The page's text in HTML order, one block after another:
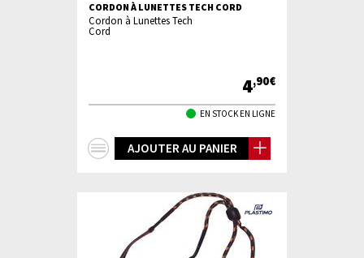
CORDON À LUNETTES TECH CORD
Cordon à Lunettes Tech
Cord
4,90€
EN STOCK EN LIGNE
AJOUTER AU PANIER